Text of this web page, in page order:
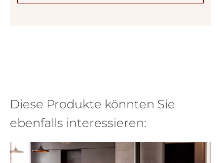
Diese Produkte könnten Sie
ebenfalls interessieren: